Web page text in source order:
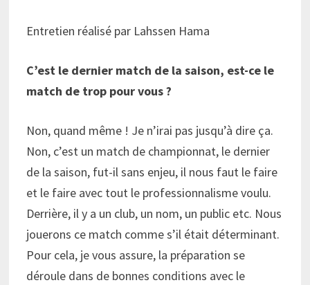
Entretien réalisé par Lahssen Hama
C’est le dernier match de la saison, est-ce le
match de trop pour vous ?
Non, quand même ! Je n’irai pas jusqu’à dire ça.
Non, c’est un match de championnat, le dernier
de la saison, fut-il sans enjeu, il nous faut le faire
et le faire avec tout le professionnalisme voulu.
Derrière, il y a un club, un nom, un public etc. Nous
jouerons ce match comme s’il était déterminant.
Pour cela, je vous assure, la préparation se
déroule dans de bonnes conditions avec le